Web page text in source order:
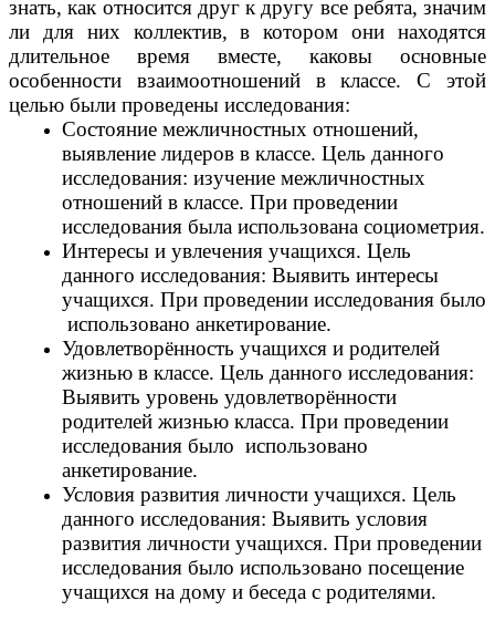
знать, как относится друг к другу все ребята, значим
ли для них коллектив, в котором они находятся
длительное время вместе, каковы основные
особенности взаимоотношений в классе. С этой
целью были проведены исследования:
Состояние межличностных отношений,
выявление лидеров в классе. Цель данного
исследования: изучение межличностных
отношений в классе. При проведении
исследования была использована социометрия.
Интересы и увлечения учащихся. Цель
данного исследования: Выявить интересы
учащихся. При проведении исследования было
использовано анкетирование.
Удовлетворённость учащихся и родителей
жизнью в классе. Цель данного исследования:
Выявить уровень удовлетворённости
родителей жизнью класса. При проведении
исследования было использовано
анкетирование.
Условия развития личности учащихся. Цель
данного исследования: Выявить условия
развития личности учащихся. При проведении
исследования было использовано посещение
учащихся на дому и беседа с родителями.